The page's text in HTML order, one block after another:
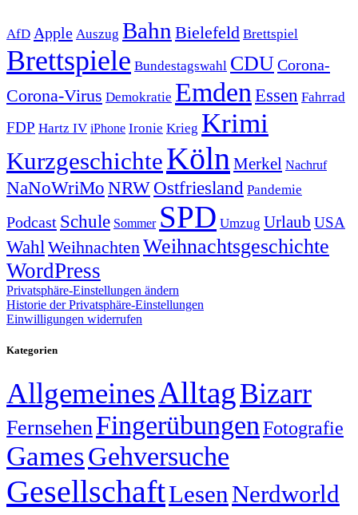
AfD Apple Auszug Bahn Bielefeld Brettspiel
Brettspiele Bundestagswahl CDUCorona-
Corona-Virus Demokratie Emden Essen Fahrrad
FDP Hartz IV iPhone Ironie Krieg Krimi
KurzgeschichteKölnMerkel Nachruf
NaNoWriMo NRWOstfriesland Pandemie
Podcast Schule Sommer SPD Umzug Urlaub USA
Wahl WeihnachtenWeihnachtsgeschichte
WordPress
Privatsphäre-Einstellungen ändern
Historie der Privatsphäre-Einstellungen
Einwilligungen widerrufen
Kategorien
AllgemeinesAlltagBizarr
FernsehenFingerübungenFotografie
GamesGehversuche
GesellschaftLesenNerdworld